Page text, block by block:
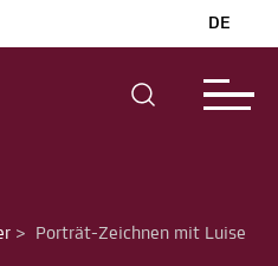
DE
>
Porträt-Zeichnen mit Luise